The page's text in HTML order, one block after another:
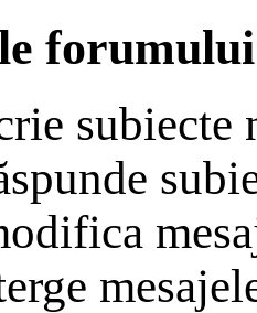
forumului
subiecte